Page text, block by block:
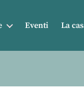
Eventi La